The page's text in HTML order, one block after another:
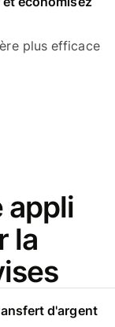
plus efficace
appli
la
d'argent